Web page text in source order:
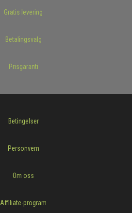
Gratis levering
Betalingsvalg
Prisgaranti
Betingelser
Personvern
Om oss
Affiliate-program